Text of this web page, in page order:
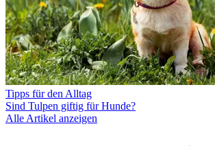
Tipps für den Alltag
Sind Tulpen giftig für Hunde?
Alle Artikel anzeigen